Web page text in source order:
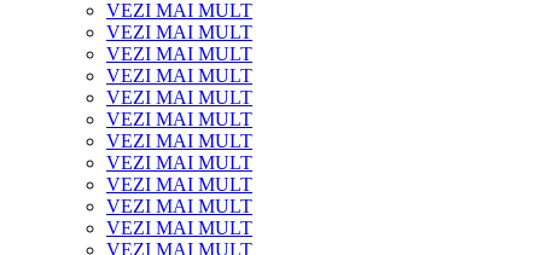
VEZI MAI MULT
VEZI MAI MULT
VEZI MAI MULT
VEZI MAI MULT
VEZI MAI MULT
VEZI MAI MULT
VEZI MAI MULT
VEZI MAI MULT
VEZI MAI MULT
VEZI MAI MULT
VEZI MAI MULT
VEZI MAI MULT